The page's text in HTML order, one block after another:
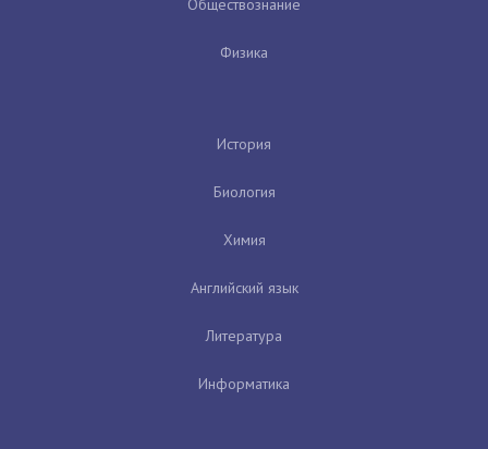
Обществознание
Физика
История
Биология
Химия
Английский язык
Литература
Информатика